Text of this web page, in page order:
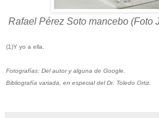
Rafael Pérez Soto mancebo (Foto
(1)Y yo a ella.
Fotografías: Del autor y alguna de Google.
Bibliografía variada, en especial del Dr. Toledo Ortiz.